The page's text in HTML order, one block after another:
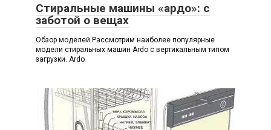
Стиральные машины «ардо»: с
заботой о вещах
Обзор моделей Рассмотрим наиболее популярные
модели стиральных машин Ardo с вертикальным типом
загрузки. Ardo